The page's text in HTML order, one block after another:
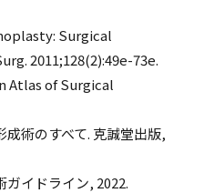
Surgical
2011;128(2):49e-73e.
Atlas of Surgical
成術のすべて. 克誠堂出版,
ガイドライン, 2022.